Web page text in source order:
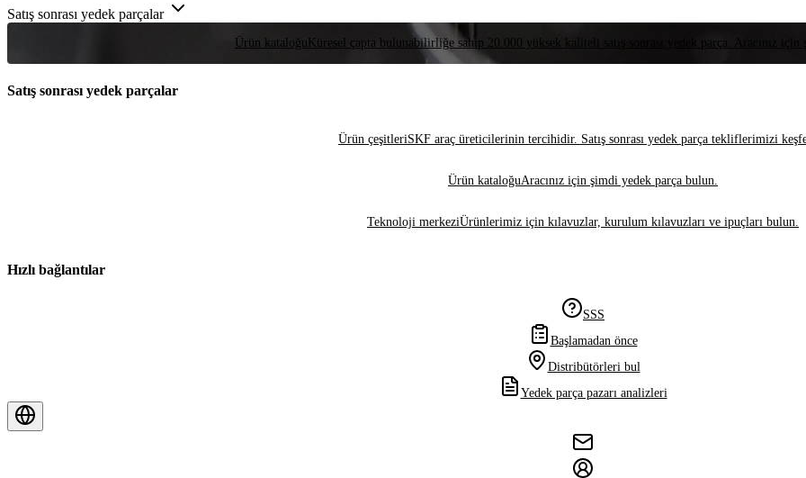
Satış sonrası yedek parçalar
Ürün kataloğu Küresel çapta bulunabilirliğe sahip 20.000 yüksek kaliteli satış sonrası yedek parça. Aracınız
Satış sonrası yedek parçalar
Ürün çeşitleriSKF araç üreticilerinin tercihidir. Satış sonrası yedek parça tekliflerimizi
Ürün kataloğuAracınız için şimdi yedek parça bulun.
Teknoloji merkeziÜrünlerimiz için kılavuzlar, kurulum kılavuzları ve ipuçları bulun.
Hızlı bağlantılar
SSS
Başlamadan önce
Distribütörleri bul
Yedek parça pazarı analizleri